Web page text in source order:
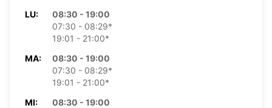
LU:
08:30 - 19:00
07:30 - 08:29*
19:01 - 21:00*
MA:
08:30 - 19:00
07:30 - 08:29*
19:01 - 21:00*
MI:
08:30 - 19:00